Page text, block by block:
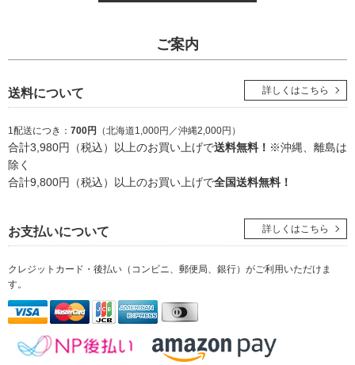
ご案内
送料について
1配送につき： 700円 （北海道1,000円／沖縄2,000円）
合計3,980円（税込）以上のお買い上げで送料無料！ ※沖縄、離島は
除く
合計9,800円（税込）以上のお買い上げで全国送料無料！
詳しくはこちら
お支払いについて
クレジットカード・後払い（コンビニ、郵便局、銀行） がご利用いただけま
す。
詳しくはこちら